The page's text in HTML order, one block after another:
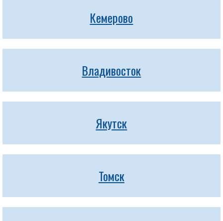
Кемерово
Владивосток
Якутск
Томск